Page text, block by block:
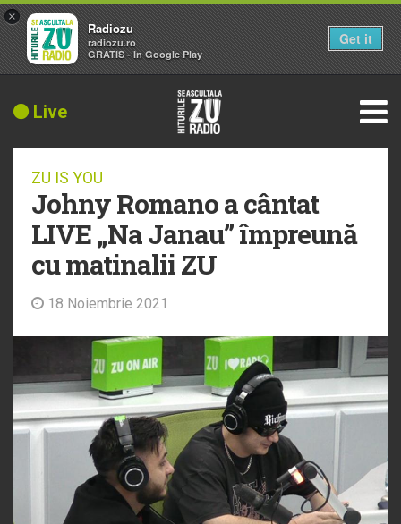
Live
ZU IS YOU
Johny Romano a cântat
LIVE „Na Janau” împreună
cu matinalii ZU
18 Noiembrie 2021
×
Radiozu
radiozu.ro
GRATIS - In Google Play
Get it